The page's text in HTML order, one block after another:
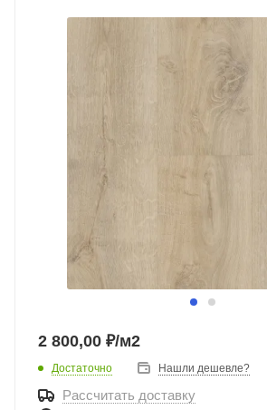
2 800,00 ₽/м2
Достаточно Нашли дешевле?
Рассчитать доставку